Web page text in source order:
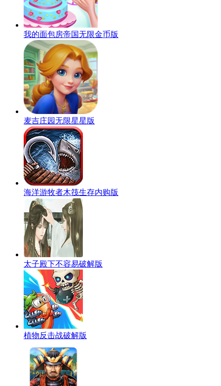
我的面包房帝国无限金币版
麦吉庄园无限星星版
海洋游牧者木筏生存内购版
太子殿下不容易破解版
植物反击战破解版